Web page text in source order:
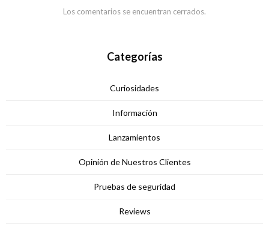
Los comentarios se encuentran cerrados.
Categorías
Curiosidades
Información
Lanzamientos
Opinión de Nuestros Clientes
Pruebas de seguridad
Reviews